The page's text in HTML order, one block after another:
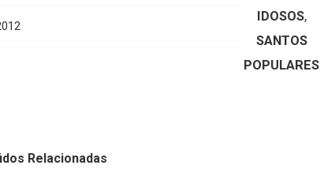
IDOSOS,
SANTOS
POPULARES
Relacionadas